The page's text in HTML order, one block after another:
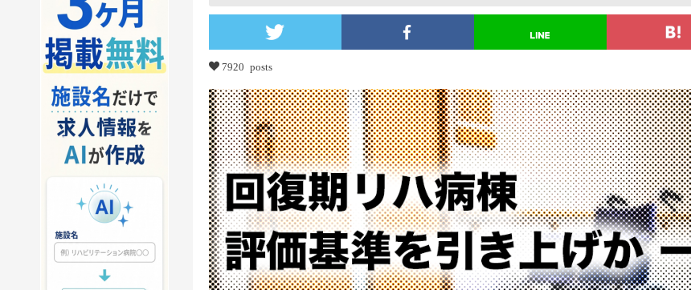
7920 posts